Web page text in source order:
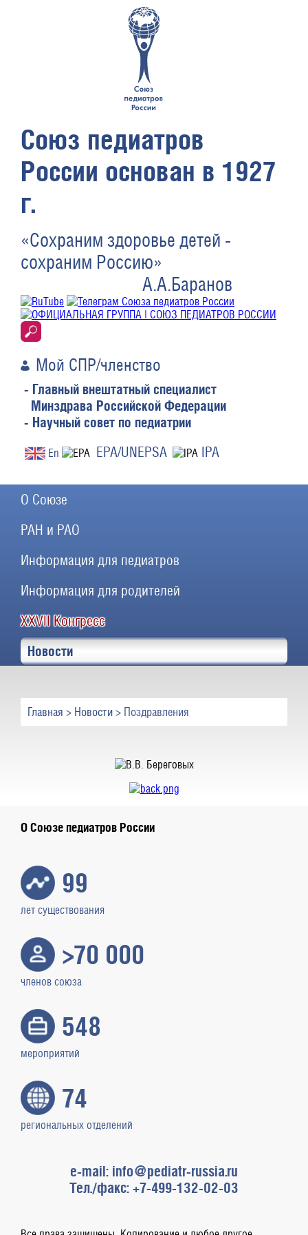
Союз педиатров
России основан в 1927
г.
«Сохраним здоровье детей -
сохраним Россию»
А.А.Баранов
Мой СПР/членство
- Главный внештатный специалист
Минздрава Российской Федерации
- Научный совет по педиатрии
En EPA/UNEPSA IPA
О Союзе
РАН и РАО
Информация для педиатров
Информация для родителей
XXVII Конгресс
Новости
Главная > Новости > Поздравления
О Союзе педиатров России
99
лет существования
>70 000
членов союза
548
мероприятий
74
региональных отделений
e-mail: info@pediatr-russia.ru
Тел./факс: +7-499-132-02-03